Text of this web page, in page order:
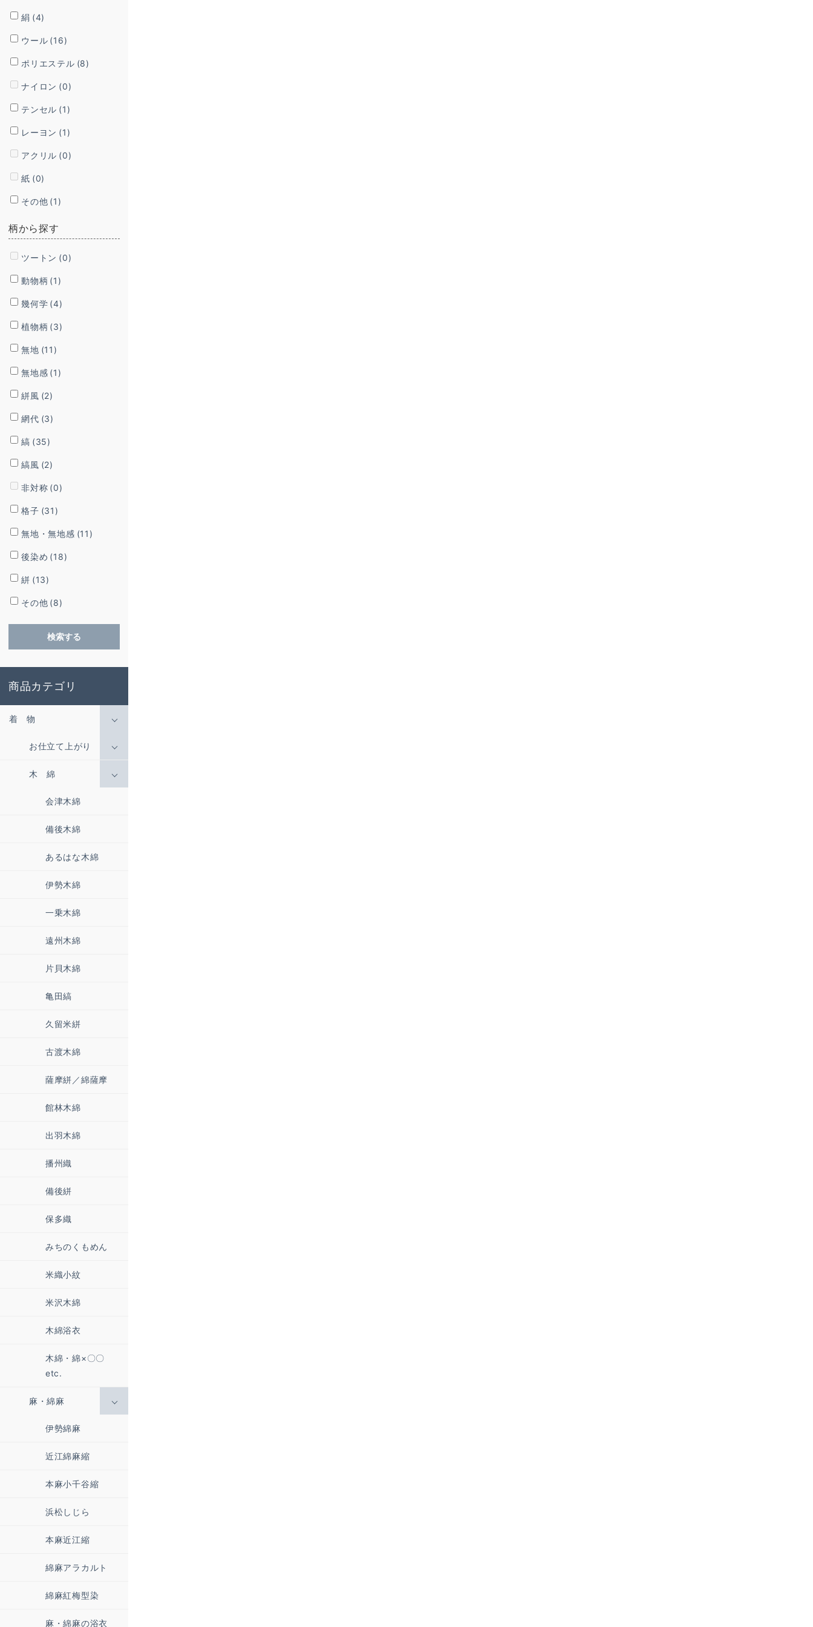
絹 (4)
ウール (16)
ポリエステル (8)
ナイロン (0)
テンセル (1)
レーヨン (1)
アクリル (0)
紙 (0)
その他 (1)
柄から探す
ツートン (0)
動物柄 (1)
幾何学 (4)
植物柄 (3)
無地 (11)
無地感 (1)
絣風 (2)
網代 (3)
縞 (35)
縞風 (2)
非対称 (0)
格子 (31)
無地・無地感 (11)
後染め (18)
絣 (13)
その他 (8)
検索する
商品カテゴリ
着 物
お仕立て上がり
木 綿
会津木綿
備後木綿
あるはな木綿
伊勢木綿
一乗木綿
遠州木綿
片貝木綿
亀田縞
久留米絣
古渡木綿
薩摩絣／綿薩摩
館林木綿
出羽木綿
播州織
備後絣
保多織
みちのくもめん
米織小紋
米沢木綿
木綿浴衣
木綿・綿×〇〇
etc.
麻・綿麻
伊勢綿麻
近江綿麻縮
本麻小千谷縮
浜松しじら
本麻近江縮
綿麻アラカルト
綿麻紅梅型染
麻・綿麻の浴衣